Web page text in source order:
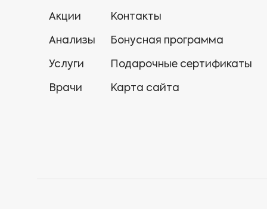
Акции
Анализы
Услуги
Врачи
Контакты
Бонусная программа
Подарочные сертификаты
Карта сайта